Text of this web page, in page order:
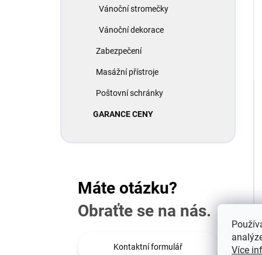
Více
Vánoční stromečky
Vánoční dekorace
Zabezpečení
Masážní přístroje
Poštovní schránky
GARANCE CENY
Máte otázku?
Obraťte se na nás.
Kontaktní formulář